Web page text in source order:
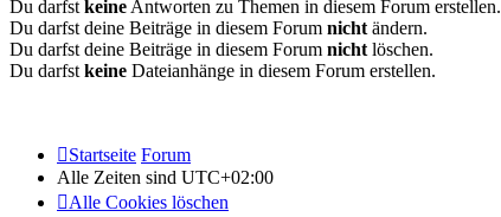
Du darfst keine Antworten zu Themen in diesem Forum erstellen.
Du darfst deine Beiträge in diesem Forum nicht ändern.
Du darfst deine Beiträge in diesem Forum nicht löschen.
Du darfst keine Dateianhänge in diesem Forum erstellen.
Startseite Forum
Alle Zeiten sind UTC+02:00
Alle Cookies löschen